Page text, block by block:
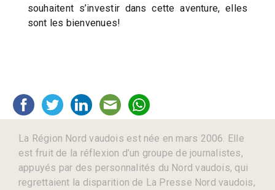
souhaitent s’investir dans cette aventure, elles
sont les bienvenues!
La Région Nord vaudois est née en mars 2006. Elle
est fruit de la réflexion d’un groupe de journalistes,
appuyés par des personnalités du Nord vaudois, qui
regrettaient la disparition de La Presse Nord vaudois,